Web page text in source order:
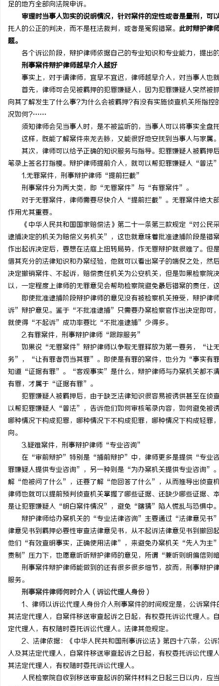
足的地方全部向法院申诉。
审理时当事人如实的说明情况，针对案件的定性或者是量刑，可
托人的公正的判决，而不是枉法裁判，或者是冤假错案。 此时辩护律
题。
各个诉讼阶段，辩护律师依据自己的专业知识和专业能力，提出
刑事案件辩护律师越早介入越好
事实上，对于请律师，宜早不宜迟，律师越早介入，对当事人也
首先，律师可会见被羁押的犯罪嫌疑人，因为犯罪嫌疑人突然被
向其了解发生了什么事?为什么会被羁押?有没有实施侦查机关所指
况如何?……
须知律师会见当事人时，是不被监听的，当事人可以将事实全盘
这样，既能了解案件来龙去脉，又能很好地安抚到当事人与家属
其次，律师可以给予正确的知识服务与指导。犯罪嫌疑人被羁押
笔录上签名打指模。辩护律师提前介入，就可以帮犯罪嫌疑人“普
1.无罪案件，刑事辩护律师“提前拦截”
刑事案件分为两大类，即“无罪案件”与“有罪案件”。
对于无罪案件，律师需要尽快介入“提前拦截”。无罪案件绝大
作用尤其重要。
《中华人民共和国国家赔偿法》第二十一条第三款规定“对公民
逮捕决定的机关为赔偿义务机关”，这也就意味着批准逮捕阶段是
作出起诉决定后，要想在法庭上扭转局势，作无罪辩护就很难了。
借其充分的法律知识和办案经验，他就可以看出案子的端倪之处，
决定撤销案件、不起诉，赔偿责任机关为公安机关，但是如果检察
以，一定程度上律师的无罪意见会帮助检察院避免最后错案的责任
即使批准逮捕阶段辩护律师的意见没有被检察机关接受，辩护律
诉”辩护意见。鉴于“不批准逮捕”只需要办案检察官作出决定即可
就使得“不起诉”成功率要比“不批准逮捕”少得多。
2.有罪案件，刑事辩护律师“跟踪服务”
如果说“无罪案件”辩护律师以争取无罪释放为第一要务，“让
务”，“让有罪者罚当其罪”。即使是有罪的案件，也分为“事实
知道“证据有罪”。“客观事实”是什么，辩护律师与办案机关都不
有罪，才属于“证据有罪”。
犯罪嫌疑人被羁押后，由于缺乏法律知识很容易被诱供甚至在侦
以帮犯罪嫌疑人“普法”，告诉他们如何审核笔录内容，如何避免被
哪种情况下构成犯罪，哪种情况下不构成犯罪，哪种情况下构成轻
向。
3.疑难案件，刑事辩护律师“专业咨询”
在“审前辩护”特别是“捕前辩护”中，律师更多是提供“专业
罪嫌疑人提供专业咨询”，另一种则是“为办案机关提供专业咨询”
解“他被问了什么”，还要了解“他回答了什么”，从而推导出侦
律师也就可以提前预判侦查机关掌握了哪些证据、还缺少哪些证据
是让犯罪嫌疑人“明白案件情况”，避免“瞎猜”陷入慌乱与恐惧中
辩护律师给办案机关的“专业法律咨询”主要通过“法律意见书”
律意见书到羁押必要性审查法律意见书，从不起诉法律意见书到撤
他们“有效查明事实，正确使用法律”，来避免办案机关“先入为
责制”压力下，也愿意听听辩护律师的意见，所谓“兼听则明偏信则
刑事案件辩护律师能做到的还有很多很多细节，故而，刑事辩护
服务。
刑事案件律师何时介入（诉讼代理人身份）
1、律师以诉讼代理人身份介入刑事案件的时间规定是，公诉案件
其法定代理人，自案件移送审查起诉之日起，有权委托诉讼代理人
定代理人，有权随时委托诉讼代理人。法律其他规定。
2、法律依据：《中华人民共和国刑事诉讼法》第四十六条，公诉
人及其法定代理人，自案件移送审查起诉之日起，有权委托诉讼代
其法定代理人，有权随时委托诉讼代理人。
人民检察院自收到移送审查起诉的案件材料之日起三日以内，应